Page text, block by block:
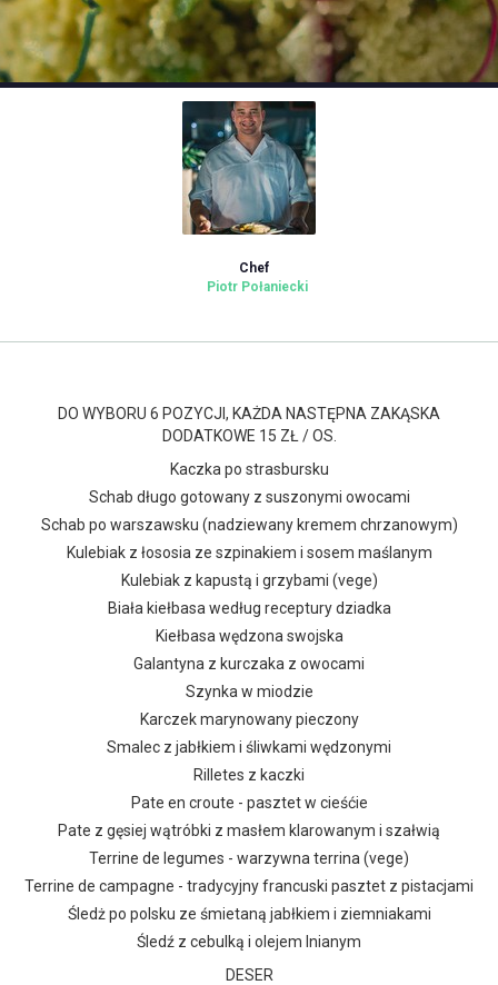
Chef
Piotr Połaniecki
DO WYBORU 6 POZYCJI, KAŻDA NASTĘPNA ZAKĄSKA
DODATKOWE 15 ZŁ / OS.
Kaczka po strasbursku
Schab długo gotowany z suszonymi owocami
Schab po warszawsku (nadziewany kremem chrzanowym)
Kulebiak z łososia ze szpinakiem i sosem maślanym
Kulebiak z kapustą i grzybami (vege)
Biała kiełbasa według receptury dziadka
Kiełbasa wędzona swojska
Galantyna z kurczaka z owocami
Szynka w miodzie
Karczek marynowany pieczony
Smalec z jabłkiem i śliwkami wędzonymi
Rilletes z kaczki
Pate en croute - pasztet w cieśćie
Pate z gęsiej wątróbki z masłem klarowanym i szałwią
Terrine de legumes - warzywna terrina (vege)
Terrine de campagne - tradycyjny francuski pasztet z pistacjami
Śledż po polsku ze śmietaną jabłkiem i ziemniakami
Śledź z cebulką i olejem lnianym
DESER